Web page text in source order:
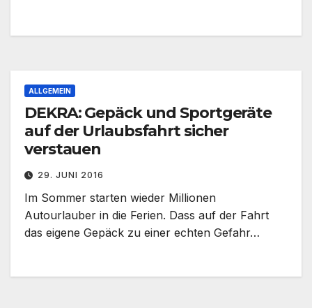
ALLGEMEIN
DEKRA: Gepäck und Sportgeräte
auf der Urlaubsfahrt sicher
verstauen
29. JUNI 2016
Im Sommer starten wieder Millionen
Autourlauber in die Ferien. Dass auf der Fahrt
das eigene Gepäck zu einer echten Gefahr…